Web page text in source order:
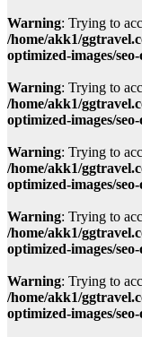
Warning: Trying to
/home/akk1/
optimized-images/
Warning: Trying to
/home/akk1/
optimized-images/
Warning: Trying to
/home/akk1/
optimized-images/
Warning: Trying to
/home/akk1/
optimized-images/
Warning: Trying to
/home/akk1/
optimized-images/